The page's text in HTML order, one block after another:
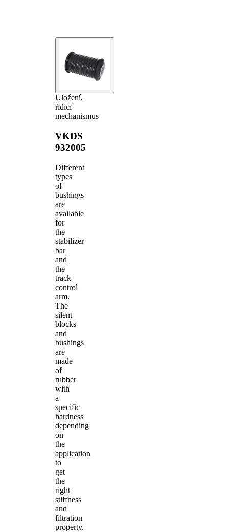
Uložení,
řídicí
mechanismus
VKDS
932005
Different
types
of
bushings
are
available
for
the
stabilizer
bar
and
the
track
control
arm.
The
silent
blocks
and
bushings
are
made
of
rubber
with
a
specific
hardness
depending
on
the
application
to
get
the
right
stiffness
and
filtration
property.